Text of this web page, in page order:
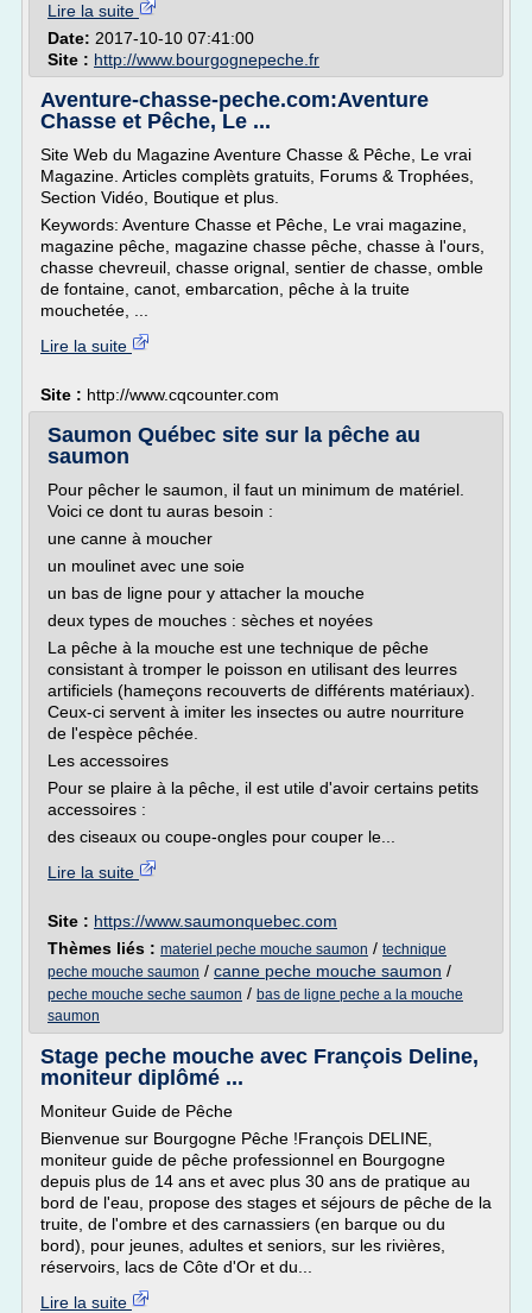
Lire la suite
Date: 2017-10-10 07:41:00
Site : http://www.bourgognepeche.fr
Aventure-chasse-peche.com:Aventure
Chasse et Pêche, Le ...
Site Web du Magazine Aventure Chasse & Pêche, Le vrai
Magazine. Articles complèts gratuits, Forums & Trophées,
Section Vidéo, Boutique et plus.
Keywords: Aventure Chasse et Pêche, Le vrai magazine,
magazine pêche, magazine chasse pêche, chasse à l'ours,
chasse chevreuil, chasse orignal, sentier de chasse, omble
de fontaine, canot, embarcation, pêche à la truite
mouchetée, ...
Lire la suite
Site : http://www.cqcounter.com
Saumon Québec site sur la pêche au
saumon
Pour pêcher le saumon, il faut un minimum de matériel.
Voici ce dont tu auras besoin :
une canne à moucher
un moulinet avec une soie
un bas de ligne pour y attacher la mouche
deux types de mouches : sèches et noyées
La pêche à la mouche est une technique de pêche
consistant à tromper le poisson en utilisant des leurres
artificiels (hameçons recouverts de différents matériaux).
Ceux-ci servent à imiter les insectes ou autre nourriture
de l'espèce pêchée.
Les accessoires
Pour se plaire à la pêche, il est utile d'avoir certains petits
accessoires :
des ciseaux ou coupe-ongles pour couper le...
Lire la suite
Site : https://www.saumonquebec.com
Thèmes liés : materiel peche mouche saumon / technique
peche mouche saumon / canne peche mouche saumon /
peche mouche seche saumon / bas de ligne peche a la mouche
saumon
Stage peche mouche avec François Deline,
moniteur diplômé ...
Moniteur Guide de Pêche
Bienvenue sur Bourgogne Pêche !François DELINE,
moniteur guide de pêche professionnel en Bourgogne
depuis plus de 14 ans et avec plus 30 ans de pratique au
bord de l'eau, propose des stages et séjours de pêche de la
truite, de l'ombre et des carnassiers (en barque ou du
bord), pour jeunes, adultes et seniors, sur les rivières,
réservoirs, lacs de Côte d'Or et du...
Lire la suite